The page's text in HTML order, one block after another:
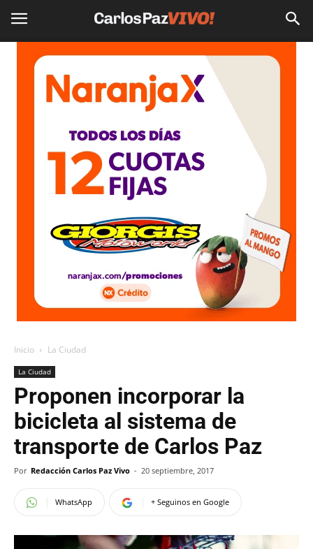
Inicio La Ciudad
La Ciudad
Proponen incorporar la
bicicleta al sistema de
transporte de Carlos Paz
Por Redacción Carlos Paz Vivo - 20 septiembre, 2017
WhatsApp + Seguinos en Google